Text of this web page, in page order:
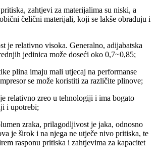
zahtjevi za materijalima su niski, a
čelični materijali, koji se lakše obrađuju i
je relativno visoka. Generalno, adijabatska
jedinica može doseći oko 0,7~0,85;
plina imaju mali utjecaj na performanse
se može koristiti za različite plinove;
relativno zreo u tehnologiji i ima bogato
i upotrebi;
zraka, prilagodljivost je jaka, odnosno
je širok i na njega ne utječe nivo pritiska, te
rasponu pritiska i zahtjevima za kapacitet